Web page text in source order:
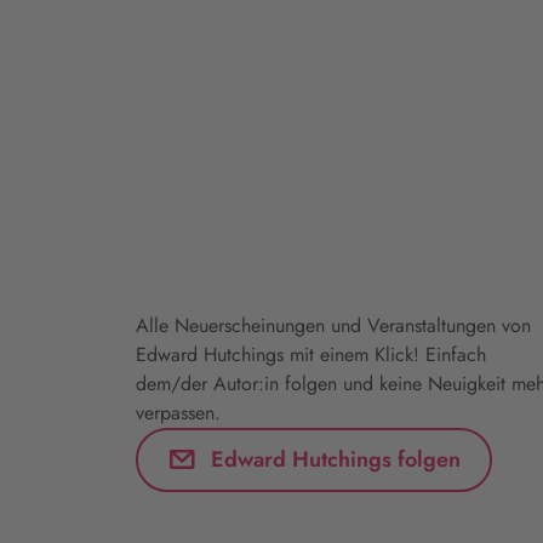
Alle Neuerscheinungen und Veranstaltungen von
Edward Hutchings mit einem Klick! Einfach
dem/der Autor:in folgen und keine Neuigkeit
verpassen.
Edward Hutchings folgen